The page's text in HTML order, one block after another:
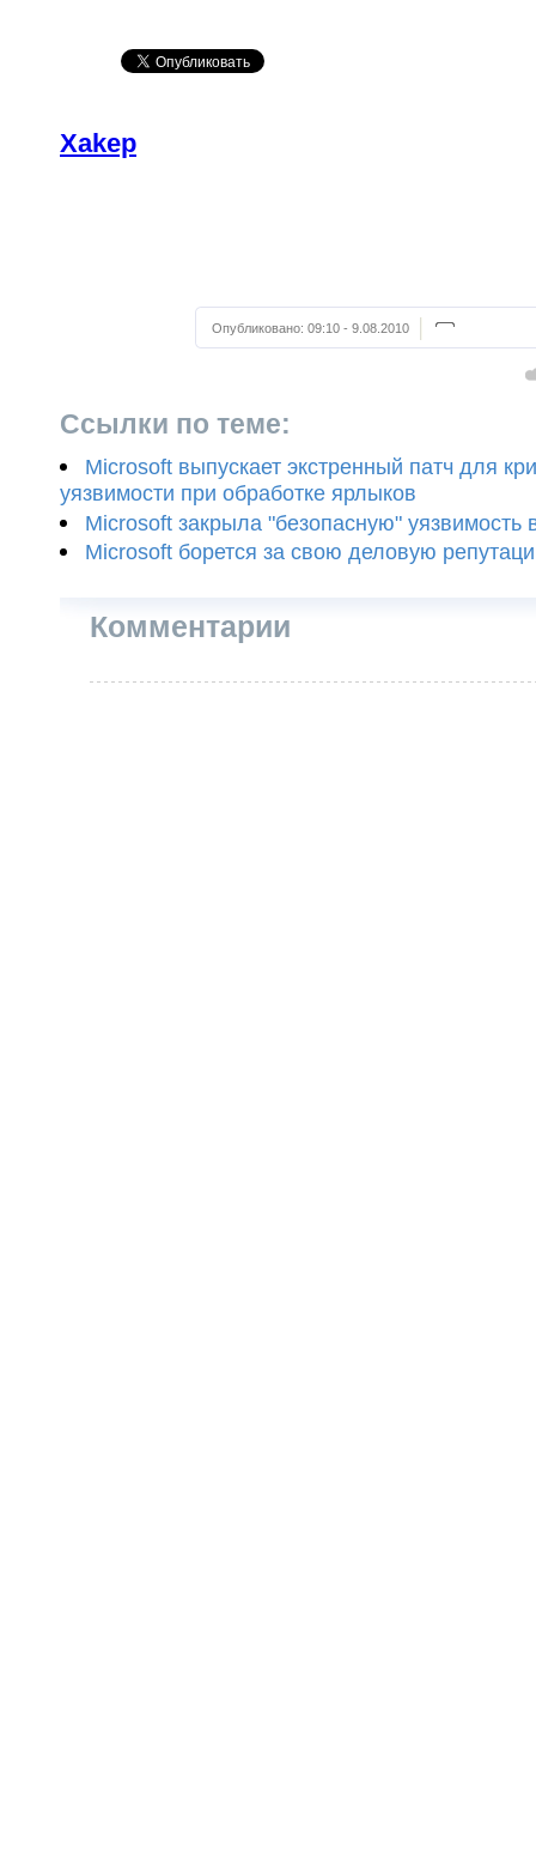
Xakep
Опубликовано: 09:10 - 9.08.2010
Ссылки по теме:
Microsoft выпускает экстренный патч для
уязвимости при обработке ярлыков
Microsoft закрыла "безопасную" уязвимость
Microsoft борется за свою деловую
Комментарии